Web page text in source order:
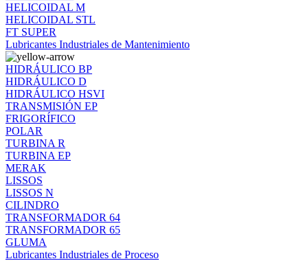
HELICOIDAL M
HELICOIDAL STL
FT SUPER
Lubricantes Industriales de Mantenimiento
HIDRÁULICO BP
HIDRÁULICO D
HIDRÁULICO HSVI
TRANSMISIÓN EP
FRIGORÍFICO
POLAR
TURBINA R
TURBINA EP
MERAK
LISSOS
LISSOS N
CILINDRO
TRANSFORMADOR 64
TRANSFORMADOR 65
GLUMA
Lubricantes Industriales de Proceso